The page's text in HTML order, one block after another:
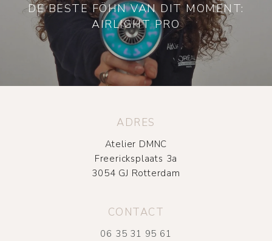
DE BESTE FÖHN VAN DIT MOMENT:
AIRLIGHT PRO
ADRES
Atelier DMNC
Freericksplaats 3a
3054 GJ Rotterdam
CONTACT
06 35 31 95 61